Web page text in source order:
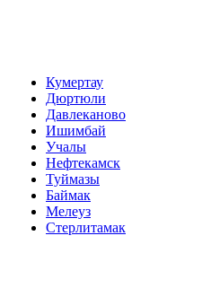
Кумертау
Дюртюли
Давлеканово
Ишимбай
Учалы
Нефтекамск
Туймазы
Баймак
Мелеуз
Стерлитамак